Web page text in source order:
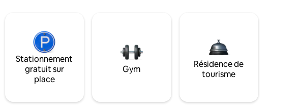
Stationnement
gratuit sur
place
Gym
Résidence de
tourisme